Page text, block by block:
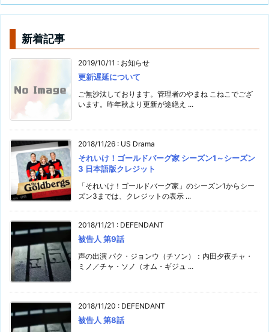
新着記事
2019/10/11 : お知らせ
更新遅延について
ご無沙汰しております。管理者のやまね こねこでござ
います。昨年秋より更新が途絶え ...
2018/11/26 : US Drama
それいけ！ゴールドバーグ家 シーズン1～シーズン
3 日本語版クレジット
「それいけ！ゴールドバーグ家」のシーズン1からシー
ズン3までは、クレジットの表示 ...
2018/11/21 : DEFENDANT
被告人 第9話
声の出演 パク・ジョンウ（チソン）：内田夕夜チャ・
ミノ／チャ・ソノ（オム・ギジュ ...
2018/11/20 : DEFENDANT
被告人 第8話